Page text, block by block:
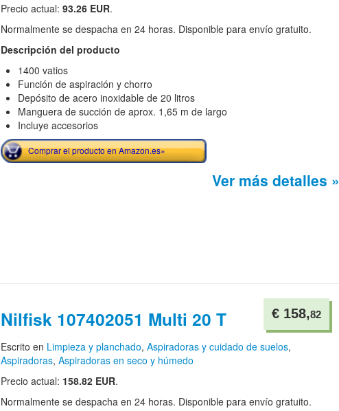
Precio actual: 93.26 EUR.
Normalmente se despacha en 24 horas. Disponible para envío gratuito.
Descripción del producto
1400 vatios
Función de aspiración y chorro
Depósito de acero inoxidable de 20 litros
Manguera de succión de aprox. 1,65 m de largo
Incluye accesorios
Comprar el producto en Amazon.es»
Ver más detalles »
€ 158,82
Nilfisk 107402051 Multi 20 T
Escrito en Limpieza y planchado, Aspiradoras y cuidado de suelos,
Aspiradoras, Aspiradoras en seco y húmedo
Precio actual: 158.82 EUR.
Normalmente se despacha en 24 horas. Disponible para envío gratuito.